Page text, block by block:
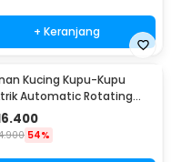
+ Keranjang
Kucing Kupu-Kupu
Automatic Rotating
Butterfly
54%